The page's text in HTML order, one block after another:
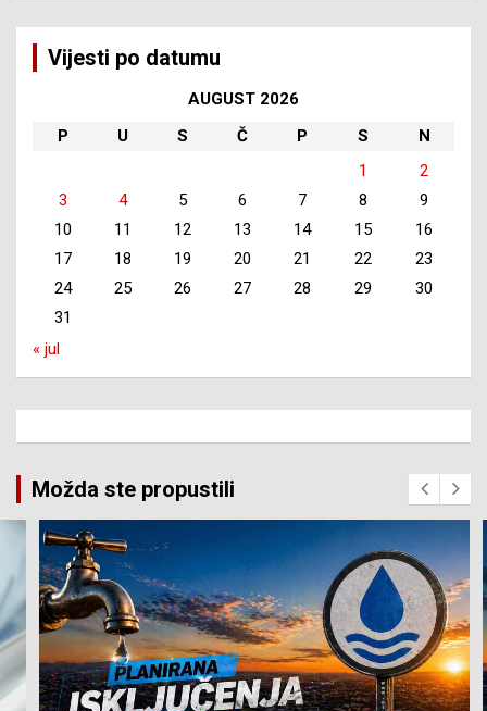
Vijesti po datumu
AUGUST 2026
P
U S Č P S
N
1
2
3
4 5 6 7 8
9
10
11 12 13 14 15
16
17
18 19 20 21 22
23
24
25 26 27 28 29
30
31
« jul
Možda ste propustili